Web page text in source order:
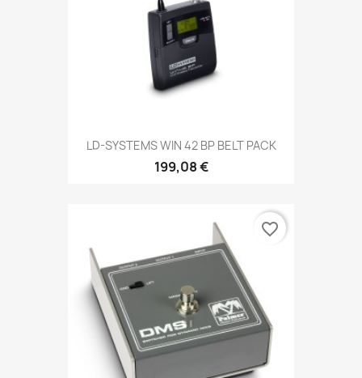
LD-SYSTEMS WIN 42 BP BELT PACK
199,08 €
favorite_border